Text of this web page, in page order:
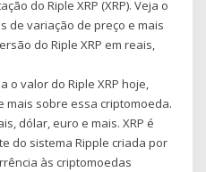
do Riple XRP (XRP). Veja o
de variação de preço e mais
do Riple XRP em reais,
o valor do Riple XRP hoje,
mais sobre essa criptomoeda.
dólar, euro e mais. XRP é
do sistema Ripple criada por
às criptomoedas